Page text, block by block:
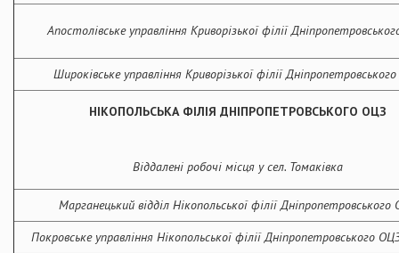
Апостолівське управління Криворізької філії
Широківське управління Криворізької філії
НІКОПОЛЬСЬКА ФІЛІЯ ДНІПРОПЕТРОВСЬКОГО ОЦЗ
Віддалені робочі місця у сел. Томаківка
Марганецький відділ Нікопольської філії Дніпропетровського
Покровське управління Нікопольської філії Дніпропетровського